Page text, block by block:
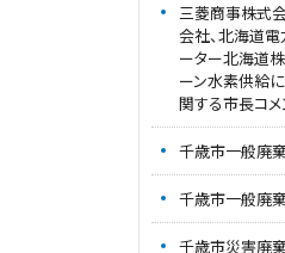
三菱商事株式
会社、北海道電
ーター北海道
ーン水素供給
関する市長コメ
千歳市一般廃
千歳市一般廃
千歳市災害廃